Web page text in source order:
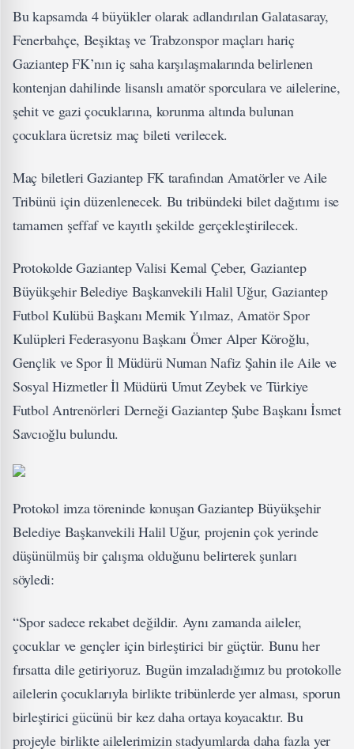
Bu kapsamda 4 büyükler olarak adlandırılan Galatasaray,
Fenerbahçe, Beşiktaş ve Trabzonspor maçları hariç
Gaziantep FK’nın iç saha karşılaşmalarında belirlenen
kontenjan dahilinde lisanslı amatör sporculara ve ailelerine,
şehit ve gazi çocuklarına, korunma altında bulunan
çocuklara ücretsiz maç bileti verilecek.
Maç biletleri Gaziantep FK tarafından Amatörler ve Aile
Tribünü için düzenlenecek. Bu tribündeki bilet dağıtımı ise
tamamen şeffaf ve kayıtlı şekilde gerçekleştirilecek.
Protokolde Gaziantep Valisi Kemal Çeber, Gaziantep
Büyükşehir Belediye Başkanvekili Halil Uğur, Gaziantep
Futbol Kulübü Başkanı Memik Yılmaz, Amatör Spor
Kulüpleri Federasyonu Başkanı Ömer Alper Köroğlu,
Gençlik ve Spor İl Müdürü Numan Nafiz Şahin ile Aile ve
Sosyal Hizmetler İl Müdürü Umut Zeybek ve Türkiye
Futbol Antrenörleri Derneği Gaziantep Şube Başkanı İsmet
Savcıoğlu bulundu.
Protokol imza töreninde konuşan Gaziantep Büyükşehir
Belediye Başkanvekili Halil Uğur, projenin çok yerinde
düşünülmüş bir çalışma olduğunu belirterek şunları
söyledi:
“Spor sadece rekabet değildir. Aynı zamanda aileler,
çocuklar ve gençler için birleştirici bir güçtür. Bunu her
fırsatta dile getiriyoruz. Bugün imzaladığımız bu protokolle
ailelerin çocuklarıyla birlikte tribünlerde yer alması, sporun
birleştirici gücünü bir kez daha ortaya koyacaktır. Bu
projeyle birlikte ailelerimizin stadyumlarda daha fazla yer